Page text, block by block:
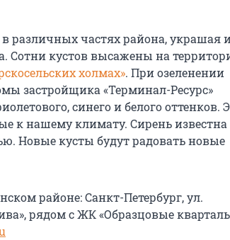
в различных частях района, украшая
кустов высажены на
холмах». При озеленении
застройщика «Терминал-Ресурс»
синего и белого оттенков.
к нашему климату. Сирень известна
Новые кусты будут радовать новые
районе: Санкт-Петербург, ул.
рядом с ЖК «Образцовые